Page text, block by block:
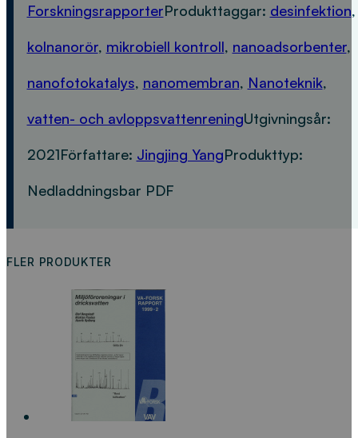
ForskningsrapporterProdukttaggar: desinfektion,
kolnanorör, mikrobiell kontroll, nanoadsorbenter,
nanofotokatalys, nanomembran, Nanoteknik,
vatten- och avloppsvattenreningUtgivningsår:
2021Författare: Jingjing YangProdukttyp:
Nedladdningsbar PDF
FLER PRODUKTER